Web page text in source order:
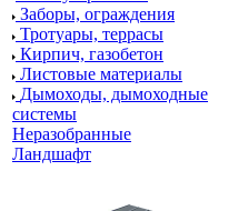
Заборы, ограждения
Тротуары, террасы
Кирпич, газобетон
Листовые материалы
Дымоходы, дымоходные
системы
Неразобранные
Ландшафт